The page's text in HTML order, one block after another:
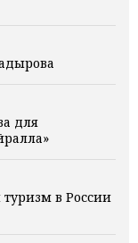
для
в России